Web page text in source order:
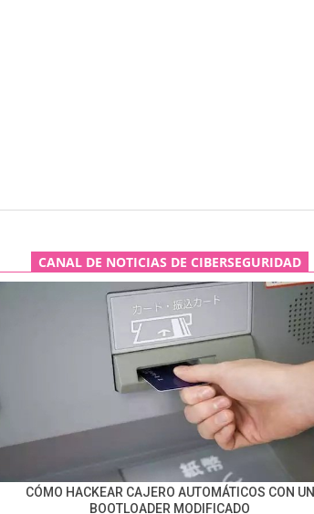
CANAL DE NOTICIAS DE CIBERSEGURIDAD
CÓMO HACKEAR CAJERO AUTOMÁTICOS CON UN
BOOTLOADER MODIFICADO